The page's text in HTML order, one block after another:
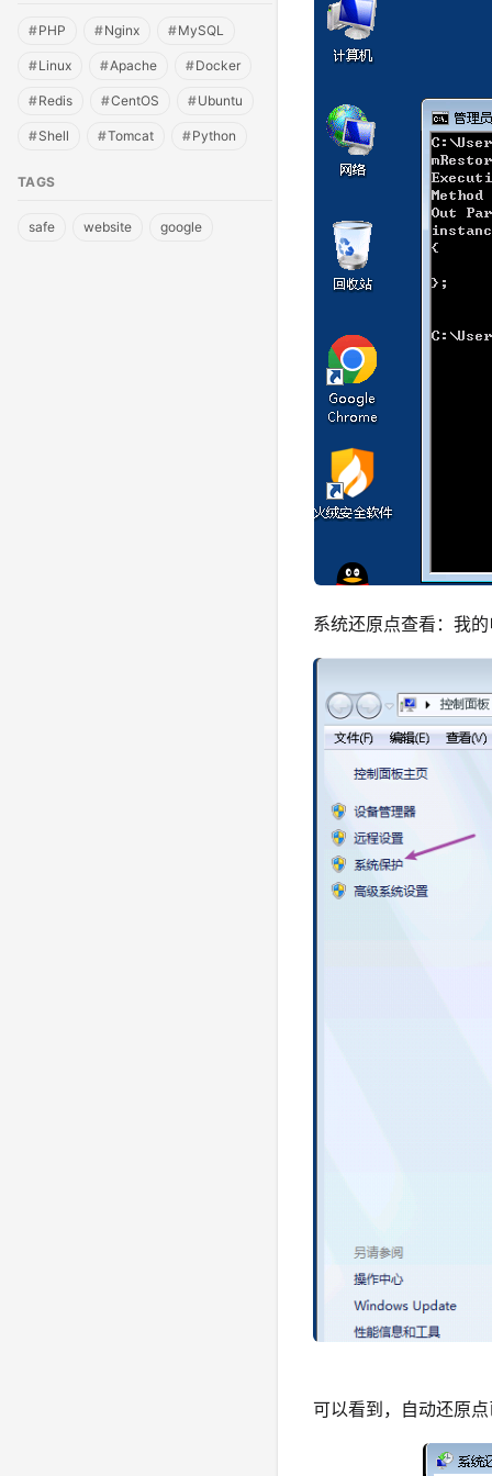
其他
Tomcat
集群
测试
Redis
SQLServer
#PHP #Nginx #MySQL
#Linux #Apache #Docker
#Redis #CentOS #Ubuntu
#Shell #Tomcat #Python
TAGS
safe website google
系统还原点查看：我
可以看到，自动还原